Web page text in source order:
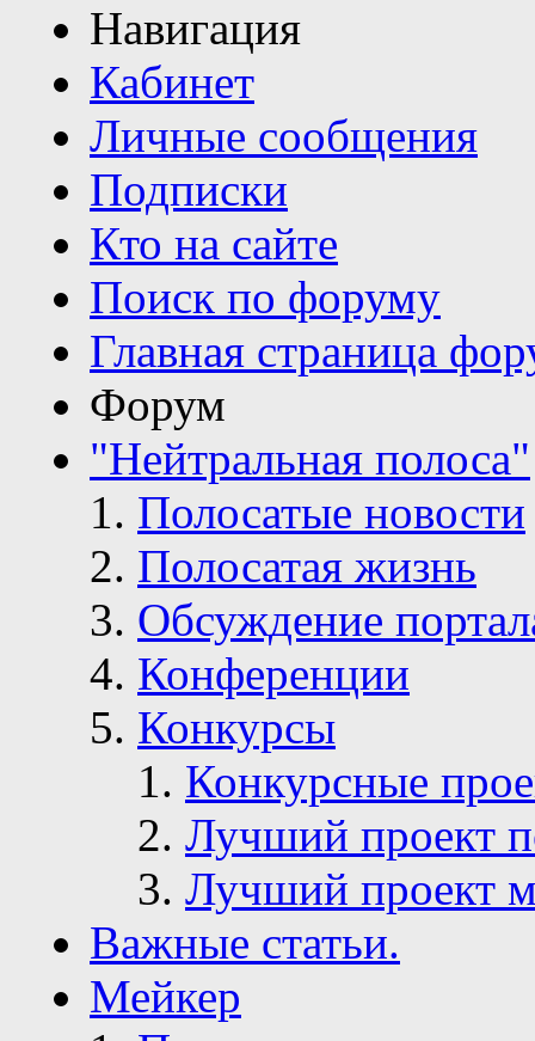
Навигация
Кабинет
Личные сообщения
Подписки
Кто на сайте
Поиск по форуму
Главная страница
Форум
"Нейтральная полоса"
Полосатые новости
Полосатая жизнь
Обсуждение
Конференции
Конкурсы
Конкурсные
Лучший проект
Лучший проект
Важные статьи.
Мейкер